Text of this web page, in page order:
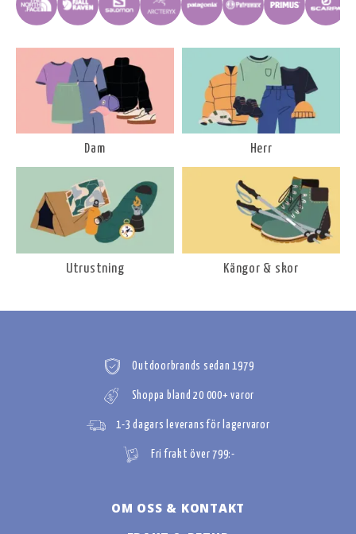
Dam Herr
Utrustning Kängor & skor
Outdoorbrands sedan 1979
Shoppa bland 20 000+ varor
1-3 dagars leverans för lagervaror
Fri frakt över 799:-
OM OSS & KONTAKT